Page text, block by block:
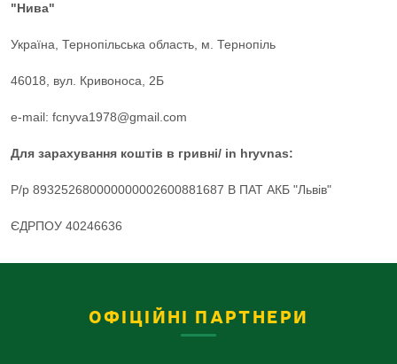
"Нива"
Україна, Тернопільська область, м. Тернопіль
46018, вул. Кривоноса, 2Б
e-mail: fcnyva1978@gmail.com
Для зарахування коштів в гривні/ in hryvnas:
Р/р 893252680000000002600881687 В ПАТ АКБ "Львів"
ЄДРПОУ 40246636
ОФІЦІЙНІ ПАРТНЕРИ